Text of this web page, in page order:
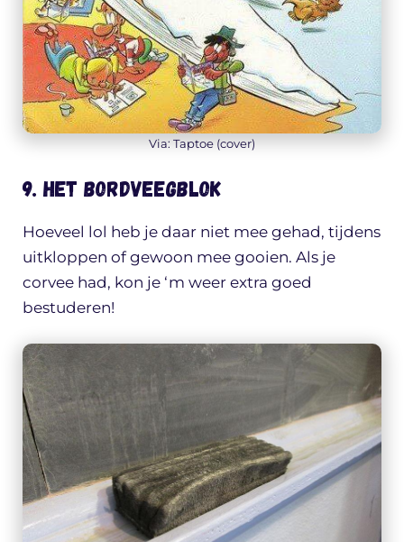
Via: Taptoe (cover)
9. Het bordveegblok
Hoeveel lol heb je daar niet mee gehad, tijdens
uitkloppen of gewoon mee gooien. Als je
corvee had, kon je ‘m weer extra goed
bestuderen!